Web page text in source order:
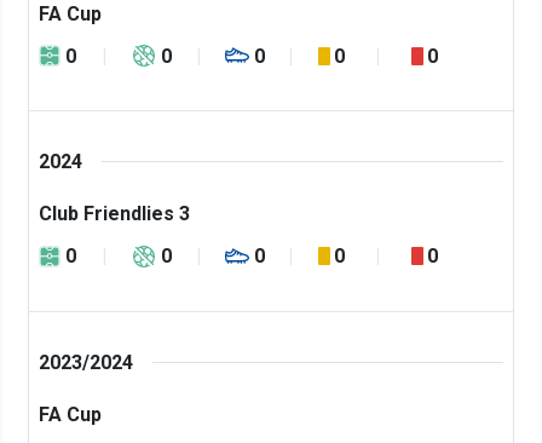
FA Cup
0
0 0 0 0
2024
Club Friendlies 3
0
0 0 0 0
2023/2024
FA Cup